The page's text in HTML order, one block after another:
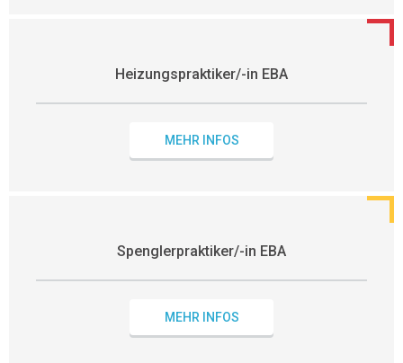
Heizungspraktiker/-in EBA
MEHR INFOS
Spenglerpraktiker/-in EBA
MEHR INFOS